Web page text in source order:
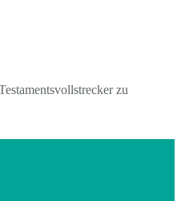
zu